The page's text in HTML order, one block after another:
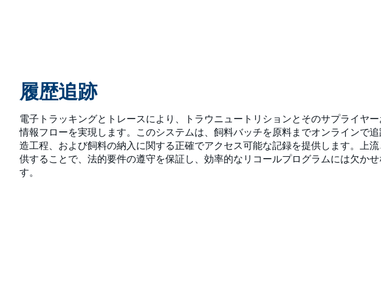
履歴追跡
電子トラッキングとトレースにより、トラウニュートリションとそのサプライヤ
情報フローを実現します。このシステムは、飼料バッチを原料までオンラインで
造工程、および飼料の納入に関する正確でアクセス可能な記録を提供します。上
供することで、法的要件の遵守を保証し、効率的なリコールプログラムには欠か
す。